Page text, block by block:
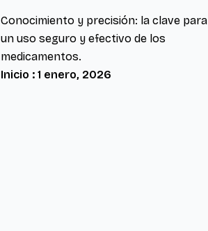
Conocimiento y precisión: la clave para
un uso seguro y efectivo de los
medicamentos.
Inicio : 1 enero, 2026